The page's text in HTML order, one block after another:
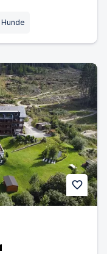
Hunde
favorite
mit Hund in